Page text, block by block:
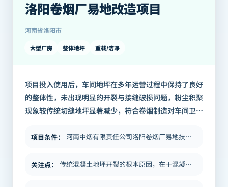
洛阳卷烟厂易地改造项目
河南省洛阳市
大型厂房 整体地坪 重载/洁净
项目投入使用后，车间地坪在多年运营过程中保持了良好
的整体性，未出现明显的开裂与接缝破损问题，粉尘积聚
现象较传统切缝地坪显著减少，符合卷烟制造对车间卫生
低，减少了因地坪维修导致的生产中断，对…
项目条件： 河南中烟有限责任公司洛阳卷烟厂易地技术改造项目，是国内卷烟制造行业的重点建设工程。卷烟厂生产车间对地坪的技术要求极为…
关注点： 传统混凝土地坪开裂的根本原因，在于混凝土凝固过程中的收缩应力超过了材料的抗拉强度。常规做法是通过切缝将地坪分割成小块…